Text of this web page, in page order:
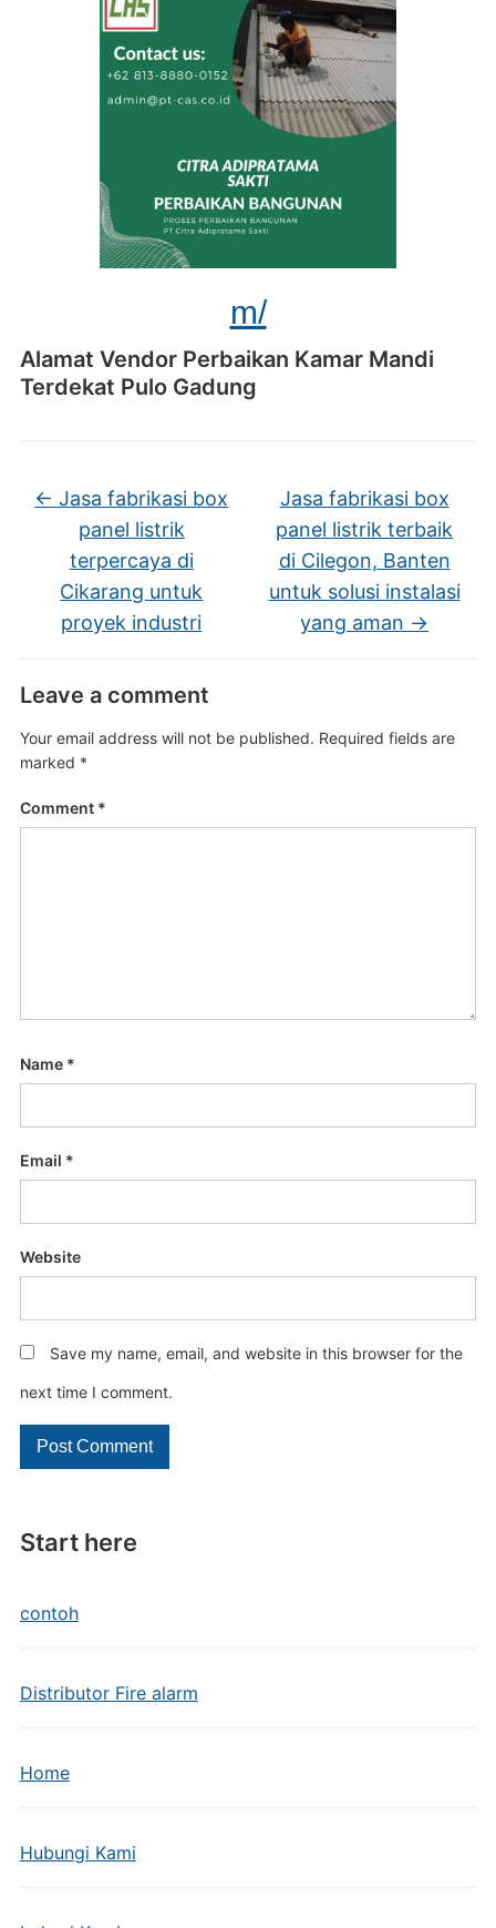
Start here
contoh
Distributor Fire alarm
Home
Hubungi Kami
m/
Alamat Vendor Perbaikan Kamar Mandi
Terdekat Pulo Gadung
← Jasa fabrikasi box
panel listrik
terpercaya di
Cikarang untuk
proyek industri
Jasa fabrikasi box
panel listrik terbaik
di Cilegon, Banten
untuk solusi instalasi
yang aman →
Leave a comment
Your email address will not be published. Required fields are
marked *
Comment *
Name *
Email *
Website
Save my name, email, and website in this browser for the
next time I comment.